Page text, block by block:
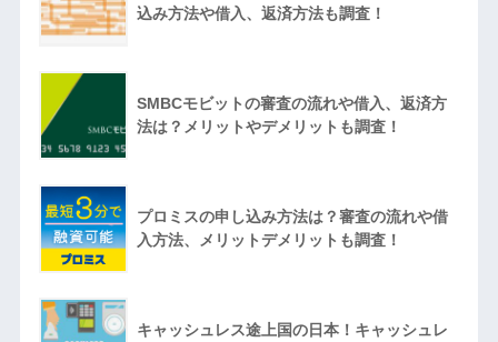
込み方法や借入、返済方法も調査！
SMBCモビットの審査の流れや借入、返済方
法は？メリットやデメリットも調査！
プロミスの申し込み方法は？審査の流れや借
入方法、メリットデメリットも調査！
キャッシュレス途上国の日本！キャッシュレ